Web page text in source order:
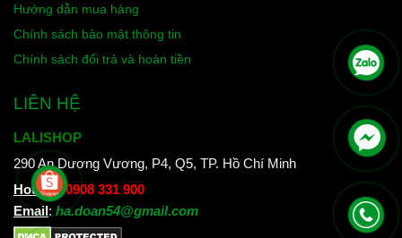
Hướng dẫn mua hàng
Chính sách bảo mật thông tin
Chính sách đổi trả và hoàn tiền
LIÊN HỆ
LALISHOP
290 An Dương Vương, P4, Q5, TP. Hồ Chí Minh
Hotline: 0908 331 900
Email: ha.doan54@gmail.com